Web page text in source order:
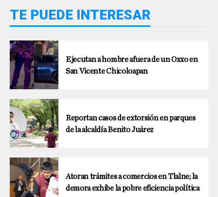
TE PUEDE INTERESAR
Ejecutan a hombre afuera de un Oxxo en
San Vicente Chicoloapan
Reportan casos de extorsión en parques
de la alcaldía Benito Juárez
Atoran trámites a comercios en Tlalne; la
demora exhibe la pobre eficiencia política